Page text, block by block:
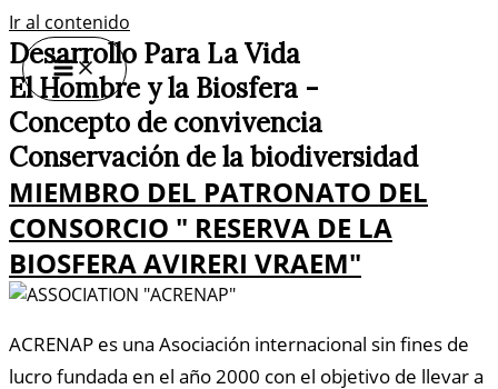
Ir al contenido
Desarrollo Para La Vida
El Hombre y la Biosfera -
Concepto de convivencia
Conservación de la biodiversidad
MIEMBRO DEL PATRONATO DEL
CONSORCIO " RESERVA DE LA
BIOSFERA AVIRERI VRAEM"
ACRENAP es una Asociación internacional sin fines de
lucro fundada en el año 2000 con el objetivo de llevar a